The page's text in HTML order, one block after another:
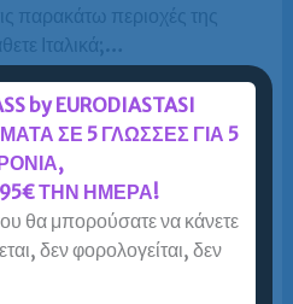
παρακάτω περιοχές της
Ιταλικά;…
Αιγάλεω
= Ευρωδιάσταση!
πιστοποίηση
by EURODIASTASI
ΣΕ 5 ΓΛΩΣΣΕΣ ΓΙΑ 5
ΤΗΝ ΗΜΕΡΑ!
θα μπορούσατε να κάνετε
δεν φορολογείται, δεν